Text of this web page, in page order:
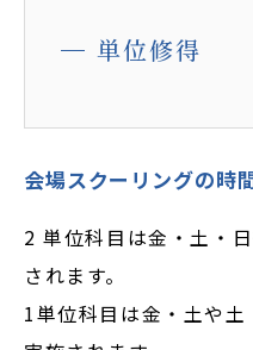
単位修得
会場スクーリングの時
2 単位科目は金・土・
されます。
1単位科目は金・土や